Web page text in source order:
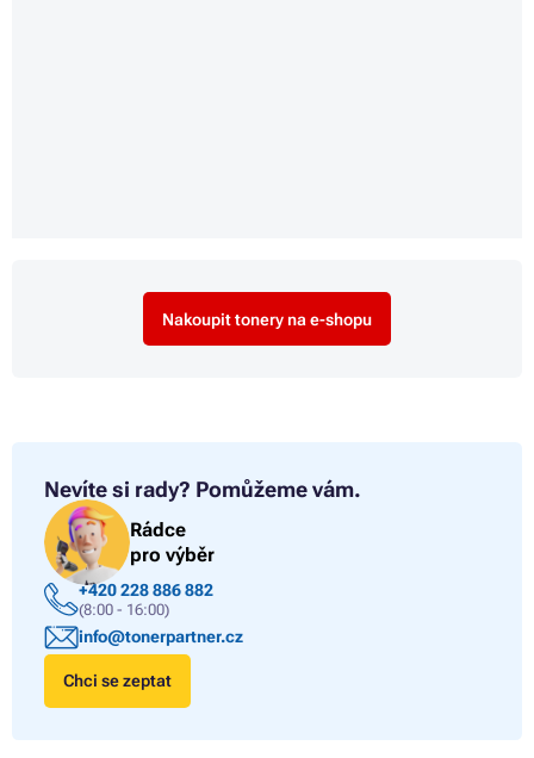
Nakoupit tonery na e-shopu
Nevíte si rady? Pomůžeme vám.
Rádce
pro výběr
+420 228 886 882
(8:00 - 16:00)
info@tonerpartner.cz
Chci se zeptat